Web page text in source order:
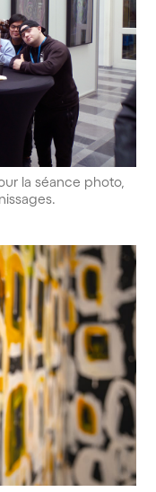
la séance photo,